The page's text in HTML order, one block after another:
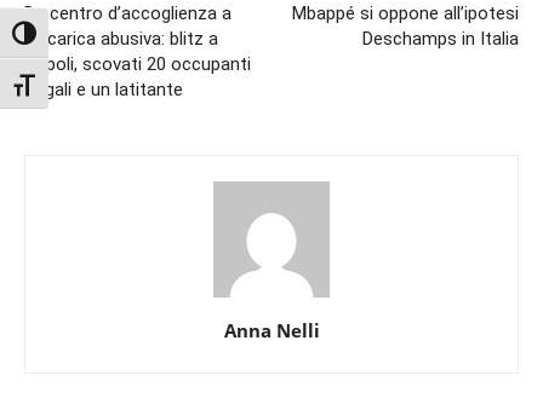
Attiva/disattiva alto contrasto
Attiva/disattiva dimensione testo
Da centro d’accoglienza a
discarica abusiva: blitz a
Napoli, scovati 20 occupanti
illegali e un latitante
Mbappé si oppone all’ipotesi
Deschamps in Italia
Anna Nelli